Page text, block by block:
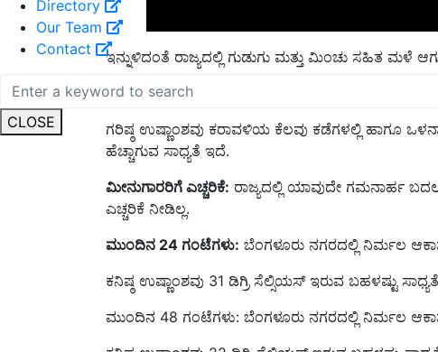
Directory
Our Team
Contact
CLOSE
ಇನ್ನುಳಿದಂತೆ ರಾಜ್ಯದಲ್ಲಿ ಗುಡುಗು ಮತ್ತು ಮಿಂಚು ಸಹಿತ ಮಳೆ
ಗರಿಷ್ಠ ಉಷ್ಣಾಂಶ
ಹೆಚ್ಚಾಗುವ ಸಾಧ್ಯತೆ ಇದೆ.
ಮೀನುಗಾರರಿಗೆ ಎಚ್ಚರಿಕೆ:
ಎಚ್ಚರಿಕೆ ನೀಡಿಲ್ಲ.
ಮುಂದಿನ 24 ಗಂಟೆಗಳು:
ಕನಿಷ್ಠ ಉಷ್ಣಾಂಶವು 31 ಡಿಗ್ರಿ ಸೆಲ್ಸಿಯಸ್‌ ಇರುವ ಬಹಳಷ್ಟು
ಮುಂದಿನ 48 ಗಂಟೆಗಳು: ಬೆಂಗಳೂರು ನಗರದಲ್ಲಿ ನಿರ್ಮಲ
ಕನಿಷ್ಠ ಉಷ್ಣಾಂಶವು 22 ಡಿಗ್ರಿ ಸೆಲ್ಸಿಯಸ್‌ ಇರುವ ಬಹಳಷ್ಟು